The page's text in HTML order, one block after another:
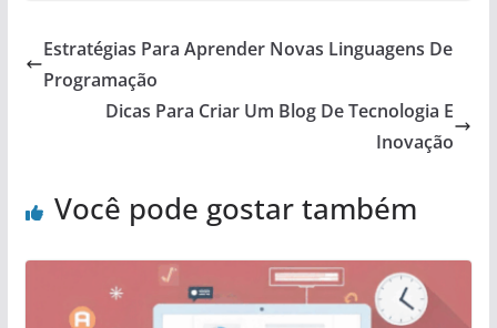
Estratégias Para Aprender Novas Linguagens De
Programação
Dicas Para Criar Um Blog De Tecnologia E
Inovação
Você pode gostar também